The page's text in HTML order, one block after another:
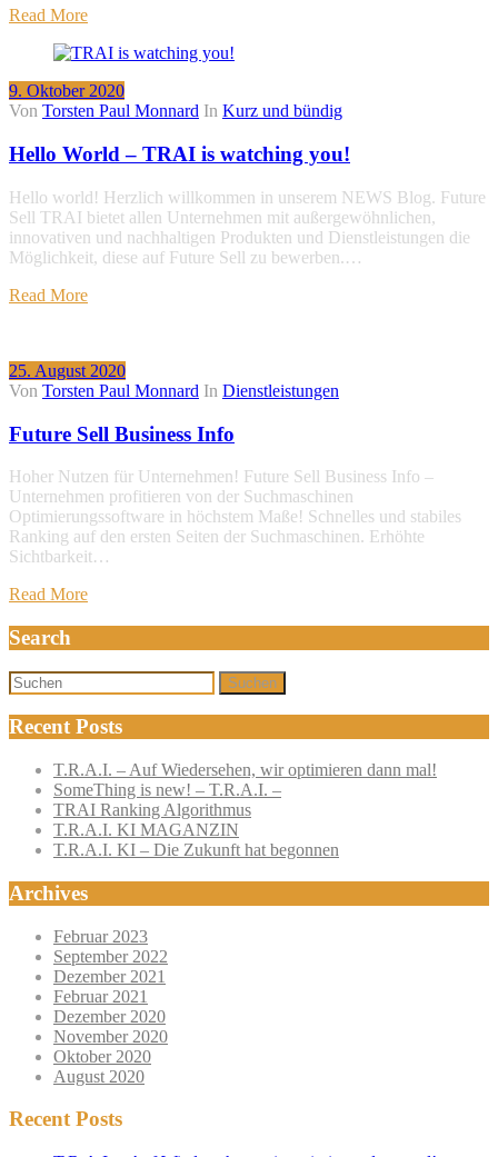
Read More
9. Oktober 2020
Von Torsten Paul Monnard In Kurz und bündig
Hello World – TRAI is watching you!
Hello world! Herzlich willkommen in unserem NEWS Blog. Future
Sell TRAI bietet allen Unternehmen mit außergewöhnlichen,
innovativen und nachhaltigen Produkten und Dienstleistungen die
Möglichkeit, diese auf Future Sell zu bewerben.…
Read More
25. August 2020
Von Torsten Paul Monnard In Dienstleistungen
Future Sell Business Info
Hoher Nutzen für Unternehmen! Future Sell Business Info –
Unternehmen profitieren von der Suchmaschinen
Optimierungssoftware in höchstem Maße! Schnelles und stabiles
Ranking auf den ersten Seiten der Suchmaschinen. Erhöhte
Sichtbarkeit…
Read More
Search
Suchen
Recent Posts
T.R.A.I. – Auf Wiedersehen, wir optimieren dann mal!
SomeThing is new! – T.R.A.I. –
TRAI Ranking Algorithmus
T.R.A.I. KI MAGANZIN
T.R.A.I. KI – Die Zukunft hat begonnen
Archives
Februar 2023
September 2022
Dezember 2021
Februar 2021
Dezember 2020
November 2020
Oktober 2020
August 2020
Recent Posts